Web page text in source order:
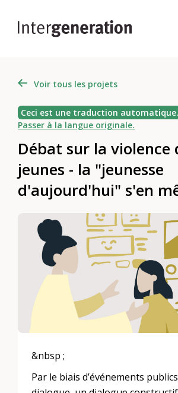
Voir tous les projets
Ceci est une traduction automatique.
Passer à la langue originale.
Débat sur la violence
jeunes - la "jeunesse
d'aujourd'hui" s'en
&nbsp ;
Par le biais d’événements